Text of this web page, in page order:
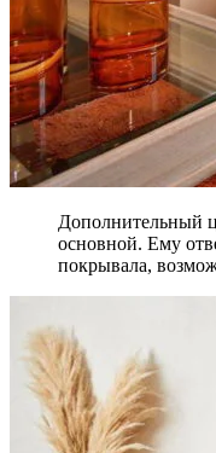
Дополнительный
основной. Ему
покрывала,